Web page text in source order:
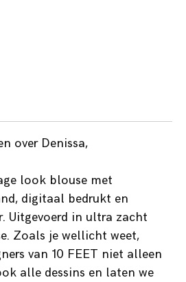
over Denissa,
look blouse met
digitaal bedrukt en
Uitgevoerd in ultra zacht
Zoals je wellicht weet,
van 10 FEET niet alleen
alle dessins en laten we